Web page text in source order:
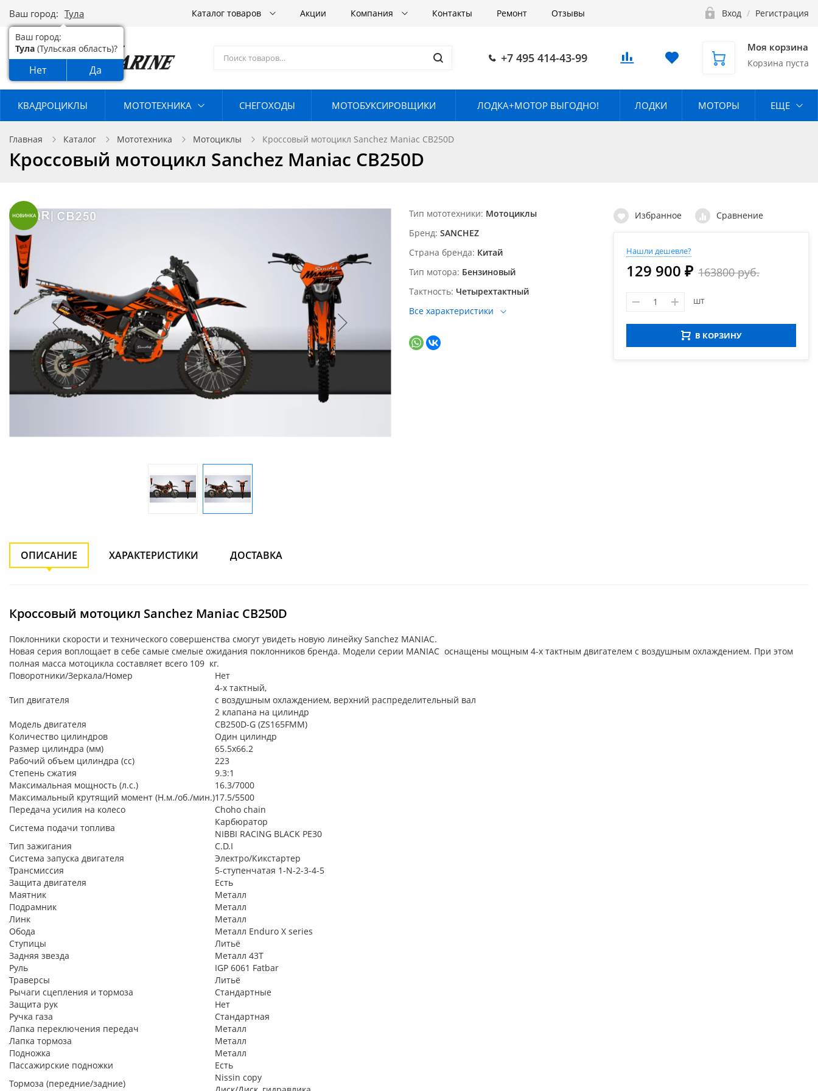
Ваш город: Тула
Ваш город:
Тула (Тульская область)?
Нет Да
Каталог товаров Акции Компания Контакты Ремонт Отзывы Вход / Регистрация
+7 495 414-43-99
Моя корзина
Корзина пуста
КВАДРОЦИКЛЫ МОТОТЕХНИКА СНЕГОХОДЫ МОТОБУКСИРОВЩИКИ ЛОДКА+МОТОР ВЫГОДНО! ЛОДКИ МОТОРЫ ЕЩЕ
Главная Каталог Мототехника Мотоциклы Кроссовый мотоцикл Sanchez Maniac CB250D
Кроссовый мотоцикл Sanchez Maniac CB250D
НОВИНКА Тип мототехники Мотоциклы
Бренд SANCHEZ
Страна бренда Китай
Тип мотора Бензиновый
Тактность Четырехтактный
Все характеристики
Избранное Сравнение
Нашли дешевле?
129 900 ₽ 163800 руб.
шт
В КОРЗИНУ
ОПИСАНИЕ ХАРАКТЕРИСТИКИ ДОСТАВКА
Кроссовый мотоцикл Sanchez Maniac CB250D
Поклонники скорости и технического совершенства смогут увидеть новую линейку Sanchez MANIAC.
Новая серия воплощает в себе самые смелые ожидания поклонников бренда. Модели серии MANIAC оснащены мощным 4-х тактным двигателем с воздушным охлаждением. При этом
полная масса мотоцикла составляет всего 109 кг.
Поворотники/Зеркала/Номер
Нет
Тип двигателя
4-х тактный,
с воздушным охлаждением, верхний распределительный вал
2 клапана на цилиндр
Модель двигателя
CB250D-G (ZS165FMM)
Количество цилиндров
Один цилиндр
Размер цилиндра (мм)
65.5x66.2
Рабочий объем цилиндра (cc)
223
Степень сжатия
9.3:1
Максимальная мощность (л.с.)
16.3/7000
Максимальный крутящий момент (Н.м./об./мин.)17.5/5500
Передача усилия на колесо
Choho chain
Система подачи топлива
Карбюратор
NIBBI RACING BLACK PE30
Тип зажигания
C.D.I
Система запуска двигателя
Электро/Кикстартер
Трансмиссия
5-ступенчатая 1-N-2-3-4-5
Защита двигателя
Есть
Маятник
Металл
Подрамник
Металл
Линк
Металл
Обода
Металл Enduro X series
Ступицы
Литьё
Задняя звезда
Металл 43Т
Руль
IGP 6061 Fatbar
Траверсы
Литьё
Рычаги сцепления и тормоза
Стандартные
Защита рук
Нет
Ручка газа
Стандартная
Лапка переключения передач
Металл
Лапка тормоза
Металл
Подножка
Металл
Пассажирские подножки
Есть
Тормоза (передние/задние)
Nissin copy